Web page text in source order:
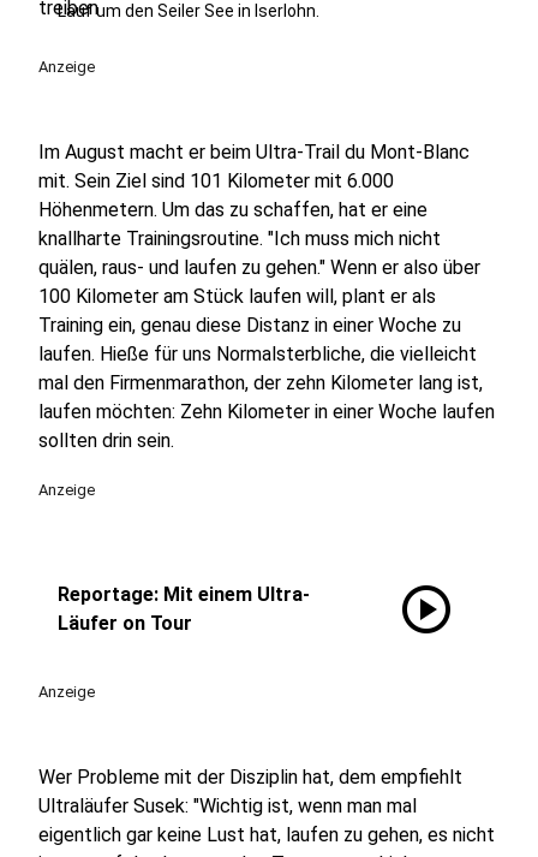
Lauf um den Seiler See in Iserlohn.
Anzeige
Im August macht er beim Ultra-Trail du Mont-Blanc
mit. Sein Ziel sind 101 Kilometer mit 6.000
Höhenmetern. Um das zu schaffen, hat er eine
knallharte Trainingsroutine. "Ich muss mich nicht
quälen, raus- und laufen zu gehen." Wenn er also über
100 Kilometer am Stück laufen will, plant er als
Training ein, genau diese Distanz in einer Woche zu
laufen. Hieße für uns Normalsterbliche, die vielleicht
mal den Firmenmarathon, der zehn Kilometer lang ist,
laufen möchten: Zehn Kilometer in einer Woche laufen
sollten drin sein.
Anzeige
Reportage: Mit einem Ultra-
Läufer on Tour
play_circle
Anzeige
Wer Probleme mit der Disziplin hat, dem empfiehlt
Ultraläufer Susek: "Wichtig ist, wenn man mal
eigentlich gar keine Lust hat, laufen zu gehen, es nicht